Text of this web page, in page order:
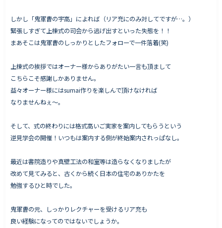
代表挨拶
スタッフ紹介
会社概要
Staff ブログ&News
しかし「鬼軍曹の宇高」によれば（リア充にのみ対してですが…。）
緊張しすぎて上棟式の司会から逃げ出すといった失態を！！
まあそこは鬼軍曹のしっかりとしたフォローで一件落着(笑)
上棟式の挨拶ではオーナー様からありがたい一言も頂まして
こちらこそ感謝しかありません。
益々オーナー様にはsumai作りを楽しんで頂けなければ
なりませんねぇ〜。
そして、式の終わりには格式高いご実家を案内してもらうという
逆見学会の開催！いつもは案内する側が終始案内されっぱなし。
最近は書院造りや真壁工法の和室等は造らなくなりましたが
改めて見てみると、古くから続く日本の住宅のありかたを
勉強するひと時でした。
鬼軍曹の元、しっかりレクチャーを受けるリア充も
良い経験になってのではないでしょうか。